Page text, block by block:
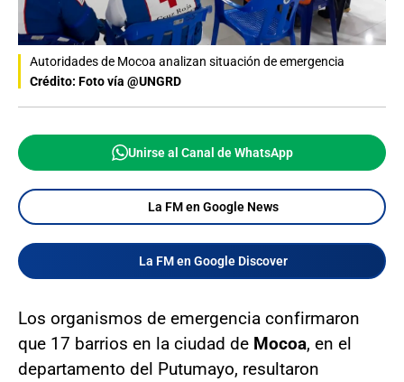
Autoridades de Mocoa analizan situación de emergencia
Crédito: Foto vía @UNGRD
Unirse al Canal de WhatsApp
La FM en Google News
La FM en Google Discover
Los organismos de emergencia confirmaron
que 17 barrios en la ciudad de Mocoa, en el
departamento del Putumayo, resultaron